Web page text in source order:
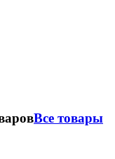
Все товары